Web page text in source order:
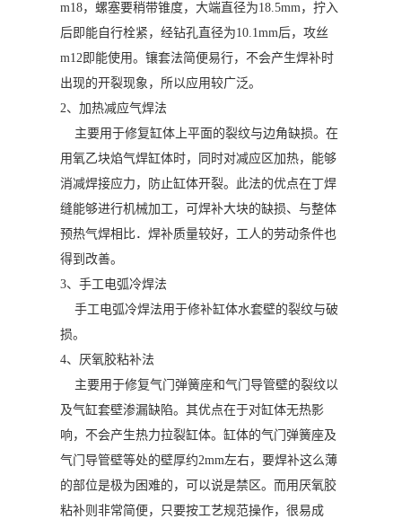
m18，螺塞要稍带锥度，大端直径为18.5mm，拧入
后即能自行栓紧，经钻孔直径为10.1mm后，攻丝
m12即能使用。镶套法简便易行，不会产生焊补时
出现的开裂现象，所以应用较广泛。
2、加热减应气焊法
主要用于修复缸体上平面的裂纹与边角缺损。在
用氧乙块焰气焊缸体时，同时对减应区加热，能够
消减焊接应力，防止缸体开裂。此法的优点在丁焊
缝能够进行机械加工，可焊补大块的缺损、与整体
预热气焊相比．焊补质量较好，工人的劳动条件也
得到改善。
3、手工电弧冷焊法
手工电弧冷焊法用于修补缸体水套壁的裂纹与破
损。
4、厌氧胶粘补法
主要用于修复气门弹簧座和气门导管壁的裂纹以
及气缸套壁渗漏缺陷。其优点在于对缸体无热影
响，不会产生热力拉裂缸体。缸体的气门弹簧座及
气门导管壁等处的壁厚约2mm左右，要焊补这么薄
的部位是极为困难的，可以说是禁区。而用厌氧胶
粘补则非常简便，只要按工艺规范操作，很易成